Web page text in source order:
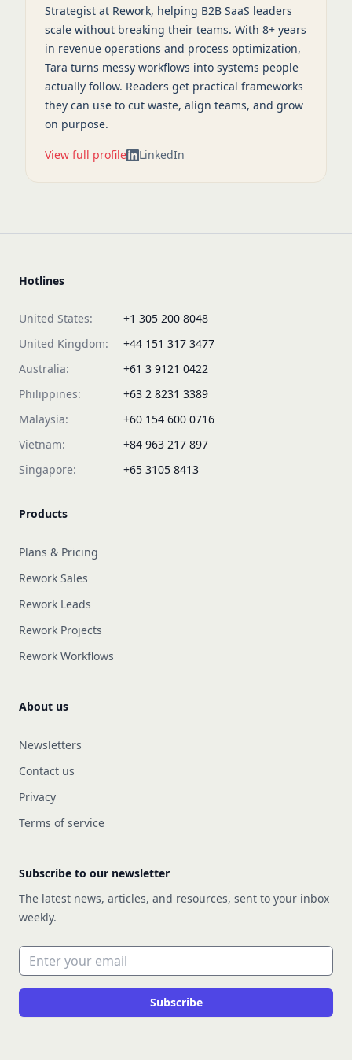
Strategist at Rework, helping B2B SaaS leaders
scale without breaking their teams. With 8+ years
in revenue operations and process optimization,
Tara turns messy workflows into systems people
actually follow. Readers get practical frameworks
they can use to cut waste, align teams, and grow
on purpose.
View full profile LinkedIn
Hotlines
United States:
+1 305 200 8048
United Kingdom:
+44 151 317 3477
Australia:
+61 3 9121 0422
Philippines:
+63 2 8231 3389
Malaysia:
+60 154 600 0716
Vietnam:
+84 963 217 897
Singapore:
+65 3105 8413
Products
Plans & Pricing
Rework Sales
Rework Leads
Rework Projects
Rework Workflows
About us
Newsletters
Contact us
Privacy
Terms of service
Subscribe to our newsletter
The latest news, articles, and resources, sent to your inbox
weekly.
Email address
Subscribe